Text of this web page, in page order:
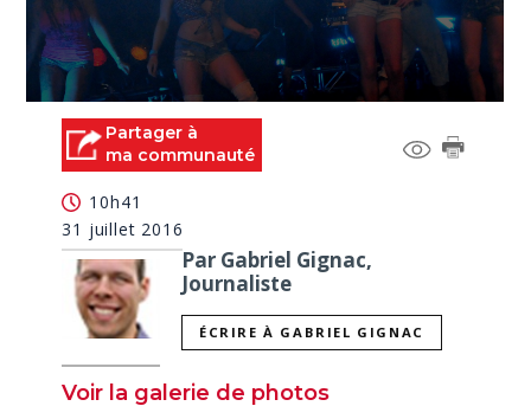
seconds Partager à
ma communauté
10h41
31 juillet 2016
Par Gabriel Gignac,
Journaliste
ÉCRIRE À GABRIEL GIGNAC
Voir la galerie de photos